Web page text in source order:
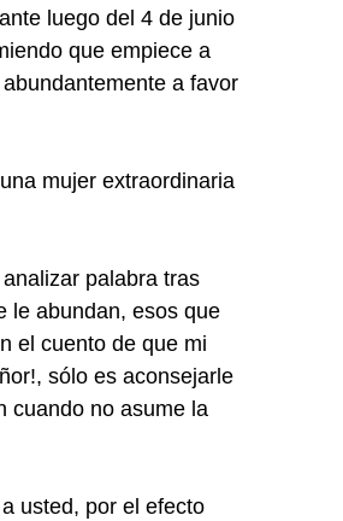
luego del 4 de junio
que empiece a
a favor
mujer extraordinaria
palabra tras
le abundan, esos que
el cuento de que mi
sólo es aconsejarle
cuando no asume la
usted, por el efecto